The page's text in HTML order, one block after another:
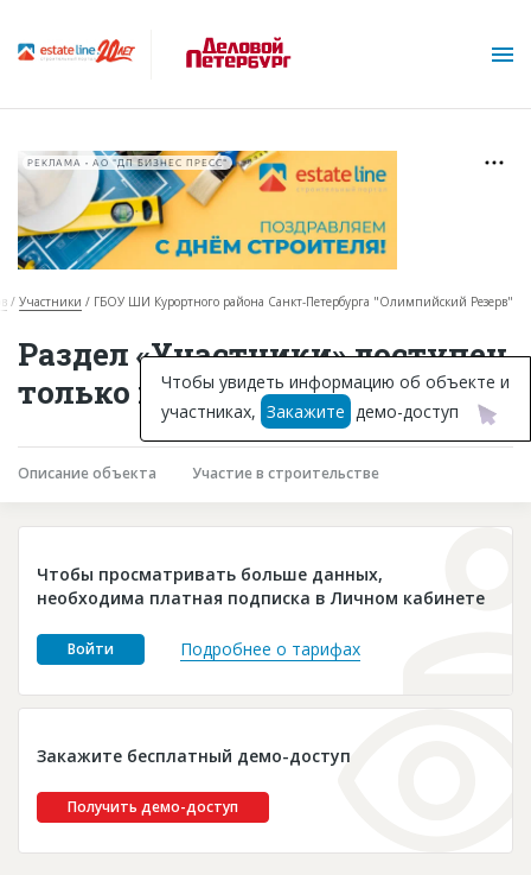
Горячие объекты
База строящихся объектов
Инвестпроекты
Глоссарий
Платные услуги
Пресс-релизы
РЕКЛАМА • АО "ДП БИЗНЕС ПРЕСС"
Участники ГБОУ ШИ Курортного района Санкт-Петербурга "Олимпийский Резерв"
Раздел «Участники» доступен
только подписчикам
Описание объекта Участие в строительстве
Чтобы просматривать больше данных,
необходима платная подписка в Личном кабинете
Войти Подробнее о тарифах
Закажите бесплатный демо-доступ
Получить демо-доступ
Чтобы увидеть информацию об объекте и
участниках, Закажите демо-доступ